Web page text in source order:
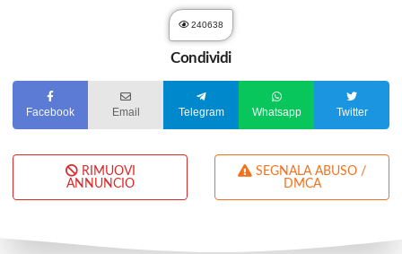
240638
Condividi
Facebook Email Telegram Whatsapp Twitter
RIMUOVI
ANNUNCIO
DMCA